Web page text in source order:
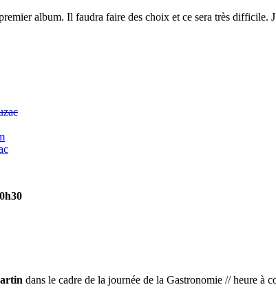
album. Il faudra faire des choix et ce sera très
dans le cadre de la journée de la Gastronomie // heure à